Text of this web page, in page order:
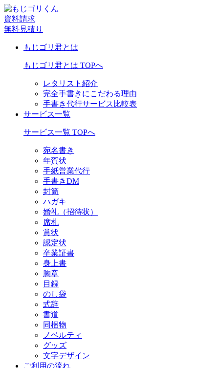
資料請求
無料見積り
もじゴリ君とは
もじゴリ君とは TOPへ
レタリスト紹介
完全手書きにこだわる理由
手書き代行サービス比較表
サービス一覧
サービス一覧 TOPへ
宛名書き
年賀状
手紙営業代行
手書きDM
封筒
ハガキ
婚礼（招待状）
席札
賞状
認定状
卒業証書
身上書
胸章
目録
のし袋
式辞
書道
同梱物
ノベルティ
グッズ
文字デザイン
ご利用の流れ